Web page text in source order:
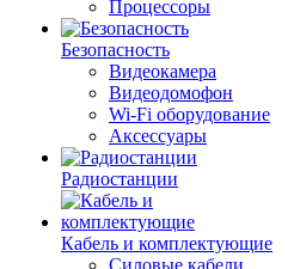
Процессоры
Безопасность
Видеокамера
Видеодомофон
Wi-Fi оборудование
Аксессуары
Радиостанции
Кабель и комплектующие
Силовые кабели